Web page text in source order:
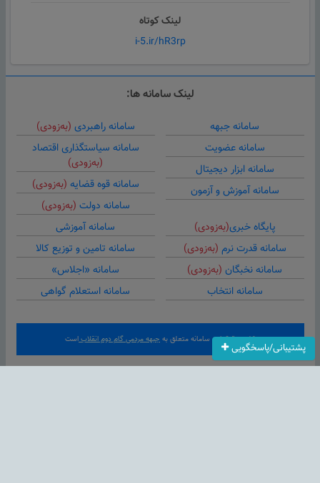
لینک کوتاه
i-5.ir/hR3rp
پشتیبانی/پاسخگویی
لینک سامانه ها:
سامانه جبهه
سامانه عضویت
سامانه ابزار دیجیتال
سامانه آموزش و آزمون
سامانه راهبردی (به‌زودی)
سامانه سیاستگذاری اقتصاد
(به‌زودی)
سامانه قوه قضایه (به‌زودی)
سامانه دولت (به‌زودی)
پایگاه خبری(به‌زودی)
سامانه قدرت نرم (به‌زودی)
سامانه نخبگان (به‌زودی)
سامانه انتخاب
سامانه آموزشی
سامانه تامین و توزیع کالا
سامانه «اجلاس»
سامانه استعلام گواهی
کلیه حقوق این سامانه متعلق به جبهه مردمی گام دوم انقلاباست